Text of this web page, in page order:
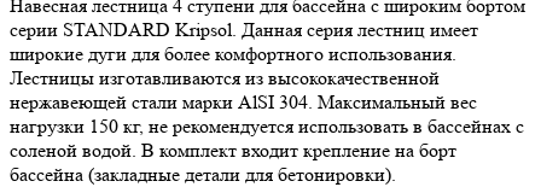
Навесная лестница 4 ступени для бассейна с широким бортом
серии STANDARD Kripsol. Данная серия лестниц имеет
широкие дуги для более комфортного использования.
Лестницы изготавливаются из высококачественной
нержавеющей стали марки AlSI 304. Максимальный вес
нагрузки 150 кг, не рекомендуется использовать в бассейнах с
соленой водой. В комплект входит крепление на борт
бассейна (закладные детали для бетонировки).